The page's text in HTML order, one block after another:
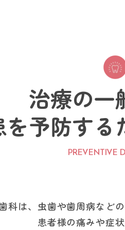
治療の一
を予防する
PREVENTIVE
科は、虫歯や歯周病など
患者様の痛みや症